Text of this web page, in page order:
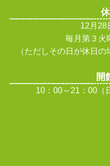
12月28
毎月第３火
（ただしその日が休日
開
10：00～21：00（